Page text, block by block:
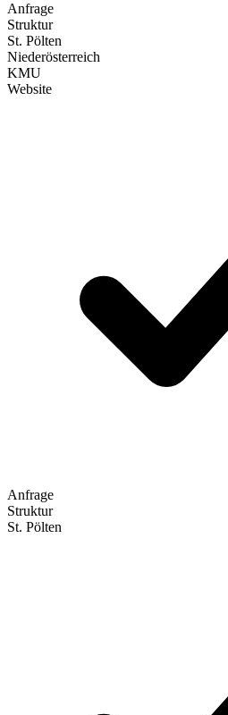
Anfrage
Struktur
St. Pölten
Niederösterreich
KMU
Website
Anfrage
Struktur
St. Pölten